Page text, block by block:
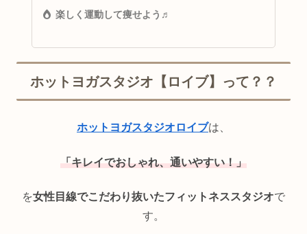
楽しく運動して痩せよう♬
ホットヨガスタジオ【ロイブ】って？？
ホットヨガスタジオロイブは、
「キレイでおしゃれ、通いやすい！」
を女性目線でこだわり抜いたフィットネススタジオで
す。